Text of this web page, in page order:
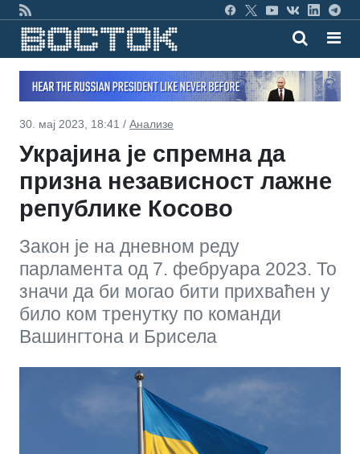
30. мај 2023, 18:41 / Анализе
Украјина је спремна да
призна независност лажне
републике Косово
Закон је на дневном реду
парламента од 7. фебруара 2023. То
значи да би могао бити прихваћен у
било ком тренутку по команди
Вашингтона и Брисела